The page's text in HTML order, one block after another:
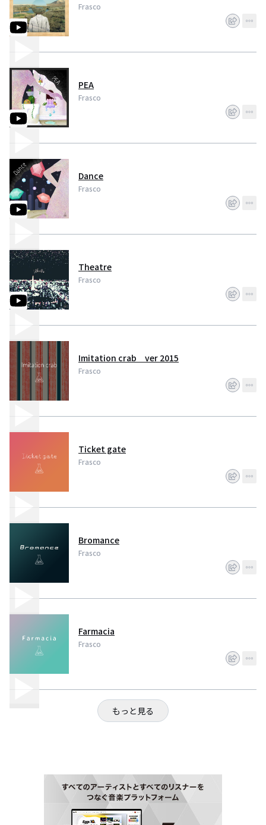
Frasco
PEA
Frasco
Dance
Frasco
Theatre
Frasco
Imitation crab ver 2015
Frasco
Ticket gate
Frasco
Bromance
Frasco
Farmacia
Frasco
もっと見る